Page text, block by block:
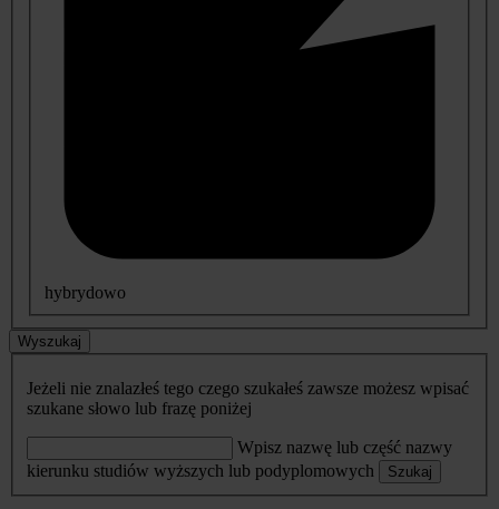
hybrydowo
Wyszukaj
Jeżeli nie znalazłeś tego czego szukałeś zawsze możesz wpisać
szukane słowo lub frazę poniżej
Wpisz nazwę lub część nazwy
kierunku studiów wyższych lub podyplomowych
Szukaj